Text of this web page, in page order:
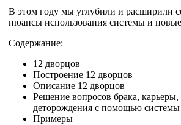
В этом году мы углубили и расширили
нюансы использования системы и
Содержание:
12 дворцов
Построение 12 дворцов
Описание 12 дворцов
Решение вопросов брака, карьеры,
деторождения с помощью системы
Примеры